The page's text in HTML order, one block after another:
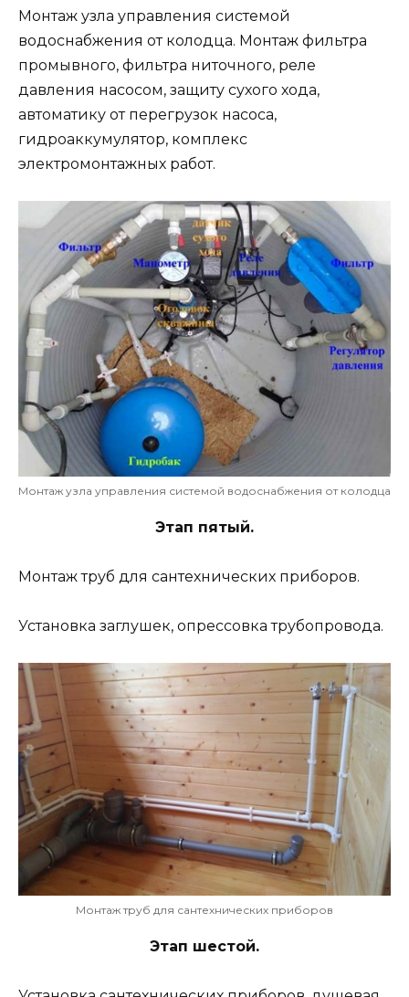
Монтаж узла управления системой
водоснабжения от колодца. Монтаж фильтра
промывного, фильтра ниточного, реле
давления насосом, защиту сухого хода,
автоматику от перегрузок насоса,
гидроаккумулятор, комплекс
электромонтажных работ.
Монтаж узла управления системой водоснабжения от колодца
Этап пятый.
Монтаж труб для сантехнических приборов.
Установка заглушек, опрессовка трубопровода.
Монтаж труб для сантехнических приборов
Этап шестой.